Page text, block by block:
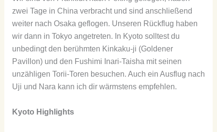
zwei Tage in China verbracht und sind anschließend
weiter nach Osaka geflogen. Unseren Rückflug haben
wir dann in Tokyo angetreten. In Kyoto solltest du
unbedingt den berühmten Kinkaku-ji (Goldener
Pavillon) und den Fushimi Inari-Taisha mit seinen
unzähligen Torii-Toren besuchen. Auch ein Ausflug nach
Uji und Nara kann ich dir wärmstens empfehlen.
Kyoto Highlights